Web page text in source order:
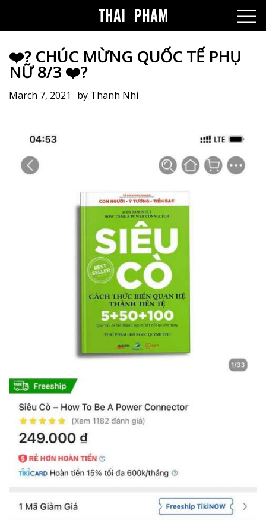
❤️‍? CHÚC MỪNG QUỐC TẾ PHỤ
NỮ 8/3 ❤️‍?
March 7, 2021 by Thanh Nhi